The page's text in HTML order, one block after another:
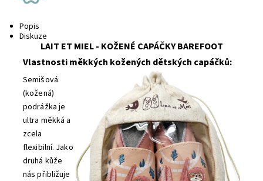
Popis
Diskuze
LAIT ET MIEL - KOŽENÉ CAPÁČKY BAREFOOT
Vlastnosti měkkých kožených dětských capáčků:
Semišová
(kožená)
podrážka je
ultra měkká a
zcela
flexibilní. Jako
druhá kůže
nás přibližuje